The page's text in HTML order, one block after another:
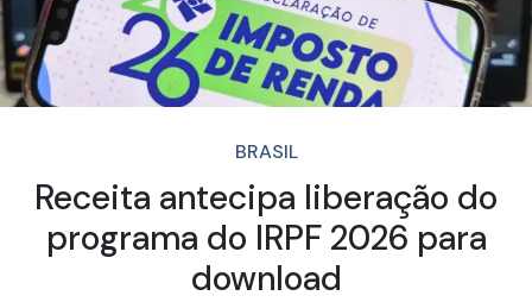
BRASIL
Receita antecipa liberação do
programa do IRPF 2026 para
download